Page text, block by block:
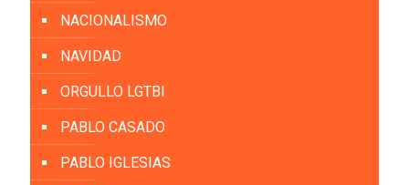
NACIONALISMO
NAVIDAD
ORGULLO LGTBI
PABLO CASADO
PABLO IGLESIAS